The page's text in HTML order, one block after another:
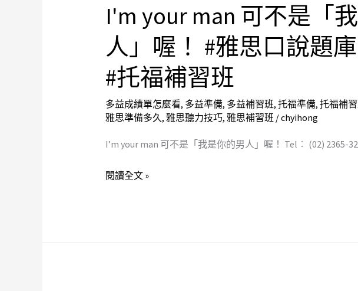
單
的
Section1
和
2
雅
聽
技
字
I'm your man 可不是「
人」喔！ #雅思口說題
#托福補習班
多益成績單怎麼看, 多益準備, 多益補習班, 托福準備, 托福補
雅思準備多久, 雅思聽力技巧, 雅思補習班 /chyihong
I’m your man 可不是「我是你的男人」喔！ Tel︰ (02) 2365-
I'm
your
man
可
不
「我
你
男
閱讀全文 »